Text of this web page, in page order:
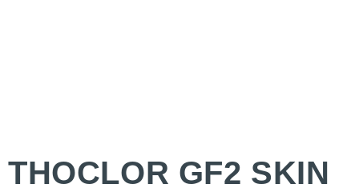
THOCLOR GF2 SKIN